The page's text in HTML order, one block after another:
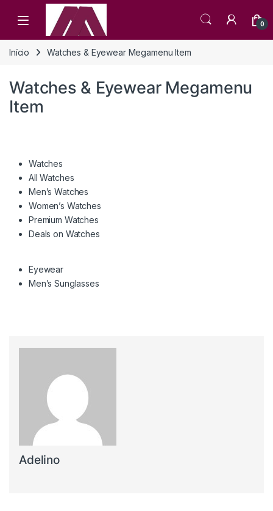
Open 0
Início Watches & Eyewear Megamenu Item
Watches & Eyewear Megamenu
Item
Watches
All Watches
Men’s Watches
Women’s Watches
Premium Watches
Deals on Watches
Eyewear
Men’s Sunglasses
Adelino